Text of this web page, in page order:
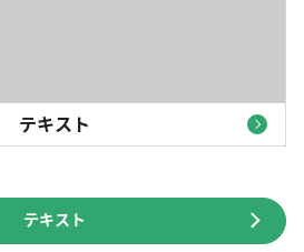
テキスト
テキスト